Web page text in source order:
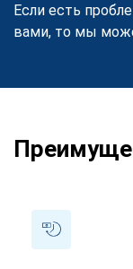
Если есть
вами, то мы